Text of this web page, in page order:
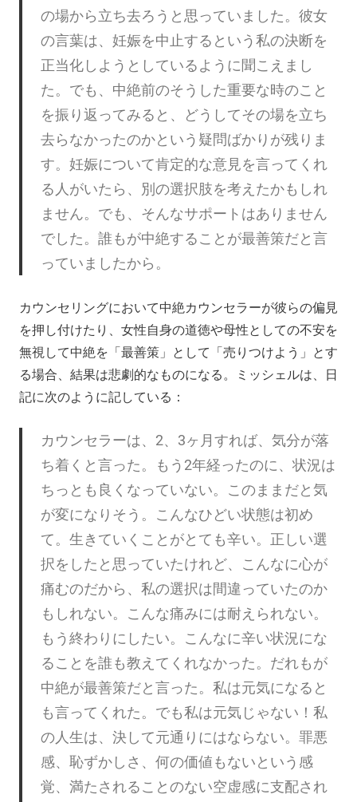
の場から立ち去ろうと思っていました。彼女
の言葉は、妊娠を中止するという私の決断を
正当化しようとしているように聞こえまし
た。でも、中絶前のそうした重要な時のこと
を振り返ってみると、どうしてその場を立ち
去らなかったのかという疑問ばかりが残りま
す。妊娠について肯定的な意見を言ってくれ
る人がいたら、別の選択肢を考えたかもしれ
ません。でも、そんなサポートはありません
でした。誰もが中絶することが最善策だと言
っていましたから。
カウンセリングにおいて中絶カウンセラーが彼らの偏見
を押し付けたり、女性自身の道徳や母性としての不安を
無視して中絶を「最善策」として「売りつけよう」とす
る場合、結果は悲劇的なものになる。ミッシェルは、日
記に次のように記している：
カウンセラーは、2、3ヶ月すれば、気分が落
ち着くと言った。もう2年経ったのに、状況は
ちっとも良くなっていない。このままだと気
が変になりそう。こんなひどい状態は初め
て。生きていくことがとても辛い。正しい選
択をしたと思っていたけれど、こんなに心が
痛むのだから、私の選択は間違っていたのか
もしれない。こんな痛みには耐えられない。
もう終わりにしたい。こんなに辛い状況にな
ることを誰も教えてくれなかった。だれもが
中絶が最善策だと言った。私は元気になると
も言ってくれた。でも私は元気じゃない！私
の人生は、決して元通りにはならない。罪悪
感、恥ずかしさ、何の価値もないという感
覚、満たされることのない空虚感に支配され